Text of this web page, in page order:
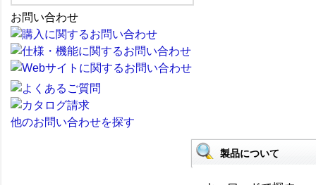
お問い合わせ
他のお問い合わせを探す
製品について